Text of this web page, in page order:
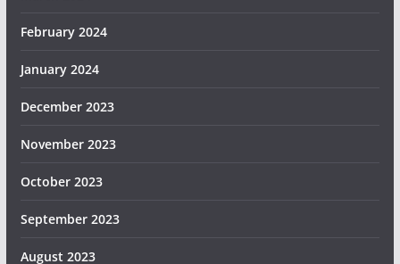
February 2024
January 2024
December 2023
November 2023
October 2023
September 2023
August 2023